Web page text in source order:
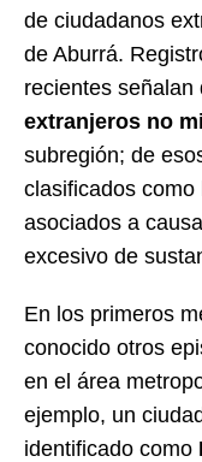
de ciudadanos
de Aburrá.
recientes señalan
extranjeros no
subregión; de
clasificados
asociados a
excesivo de
En los primeros
conocido otros
en el área
ejemplo, un
identificado como